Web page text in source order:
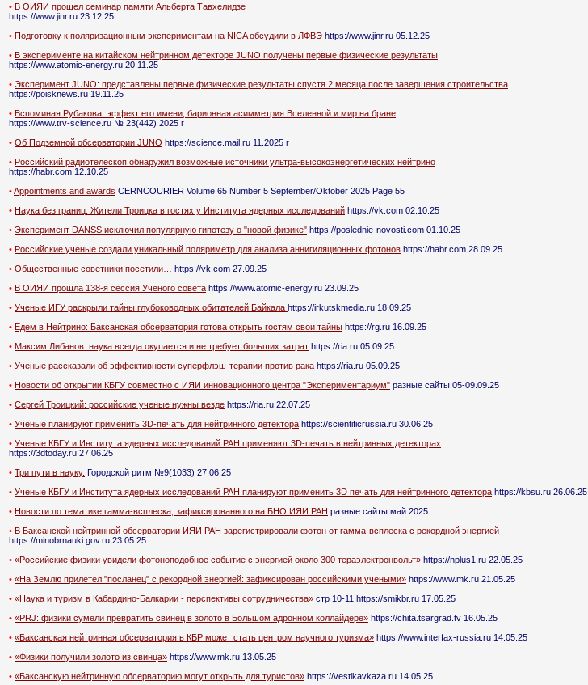
• В ОИЯИ прошел семинар памяти Альберта Тавхелидзе
https://www.jinr.ru 23.12.25
• Подготовку к поляризационным экспериментам на NICA обсудили в ЛФВЭ https://www.jinr.ru 05.12.25
• В эксперименте на китайском нейтринном детекторе JUNO получены первые физические результаты
https://www.atomic-energy.ru 20.11.25
• Эксперимент JUNO: представлены первые физические результаты спустя 2 месяца после завершения строительства
https://poisknews.ru 19.11.25
• Вспоминая Рубакова: эффект его имени, барионная асимметрия Вселенной и мир на бране
https://www.trv-science.ru № 23(442) 2025 г
• Об Подземной обсерватории JUNO https://science.mail.ru 11.2025 г
• Российский радиотелескоп обнаружил возможные источники ультра-высокоэнергетических нейтрино
https://habr.com 12.10.25
•Appointments and awards CERNCOURIER Volume 65 Number 5 September/Oktober 2025 Page 55
• Наука без границ: Жители Троицка в гостях у Института ядерных исследований https://vk.com 02.10.25
• Эксперимент DANSS исключил популярную гипотезу о "новой физике" https://poslednie-novosti.com 01.10.25
• Российские ученые создали уникальный поляриметр для анализа аннигиляционных фотонов https://habr.com 28.09.25
• Общественные советники посетили… https://vk.com 27.09.25
• В ОИЯИ прошла 138-я сессия Ученого совета https://www.atomic-energy.ru 23.09.25
• Ученые ИГУ раскрыли тайны глубоководных обитателей Байкала https://irkutskmedia.ru 18.09.25
• Едем в Нейтрино: Баксанская обсерватория готова открыть гостям свои тайны https://rg.ru 16.09.25
• Максим Либанов: наука всегда окупается и не требует больших затрат https://ria.ru 05.09.25
• Ученые рассказали об эффективности суперфлэш-терапии против рака https://ria.ru 05.09.25
• Новости об открытии КБГУ совместно с ИЯИ инновационного центра "Экспериментариум" разные сайты 05-09.09.25
• Сергей Троицкий: российские ученые нужны везде https://ria.ru 22.07.25
• Ученые планируют применить 3D-печать для нейтринного детектора https://scientificrussia.ru 30.06.25
• Ученые КБГУ и Института ядерных исследований РАН применяют 3D-печать в нейтринных детекторах
https://3dtoday.ru 27.06.25
• Три пути в науку. Городской ритм №9(1033) 27.06.25
• Ученые КБГУ и Института ядерных исследований РАН планируют применить 3D печать для нейтринного детектора https://kbsu.ru 26.06.25
• Новости по тематике гамма-всплеска, зафиксированного на БНО ИЯИ РАН разные сайты май 2025
• В Баксанской нейтринной обсерватории ИЯИ РАН зарегистрировали фотон от гамма-всплеска с рекордной энергией
https://minobrnauki.gov.ru 23.05.25
• «Российские физики увидели фотоноподобное событие с энергией около 300 тераэлектронвольт» https://nplus1.ru 22.05.25
• «На Землю прилетел "посланец" с рекордной энергией: зафиксирован российскими учеными» https://www.mk.ru 21.05.25
• «Наука и туризм в Кабардино-Балкарии - перспективы сотрудничества» стр 10-11 https://smikbr.ru 17.05.25
• «PRJ: физики сумели превратить свинец в золото в Большом адронном коллайдере» https://chita.tsargrad.tv 16.05.25
• «Баксанская нейтринная обсерватория в КБР может стать центром научного туризма» https://www.interfax-russia.ru 14.05.25
• «Физики получили золото из свинца» https://www.mk.ru 13.05.25
• «Баксанскую нейтринную обсерваторию могут открыть для туристов» https://vestikavkaza.ru 14.05.25